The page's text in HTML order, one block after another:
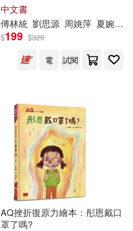
中文書
傅林統 劉思源 周姚萍 夏婉雲
$199 $320
電
試閱
AQ挫折復原力繪本：彤恩戴口
罩了嗎?